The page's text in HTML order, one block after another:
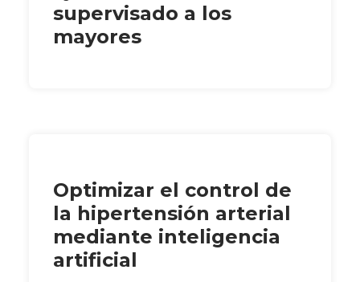
supervisado a los
mayores
Optimizar el control de
la hipertensión arterial
mediante inteligencia
artificial